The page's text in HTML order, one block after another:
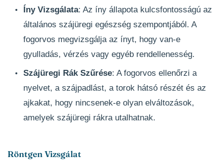
Íny Vizsgálata: Az íny állapota kulcsfontosságú az
általános szájüregi egészség szempontjából. A
fogorvos megvizsgálja az ínyt, hogy van-e
gyulladás, vérzés vagy egyéb rendellenesség.
Szájüregi Rák Szűrése: A fogorvos ellenőrzi a
nyelvet, a szájpadlást, a torok hátsó részét és az
ajkakat, hogy nincsenek-e olyan elváltozások,
amelyek szájüregi rákra utalhatnak.
Röntgen Vizsgálat